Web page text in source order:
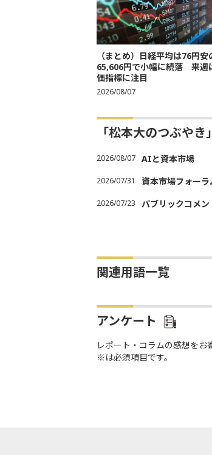
（まとめ）日経平均は76円安
65,606円で小幅に続落 来週
価指標に注目
2026/08/07
「松本大のつぶや
2026/08/07 AIと資本市場
2026/07/31 資本市場フォーラ
2026/07/23 パブリックコメン
関連用語一覧
アンケート
レポート・コラムの感想をお
※は必須項目です。